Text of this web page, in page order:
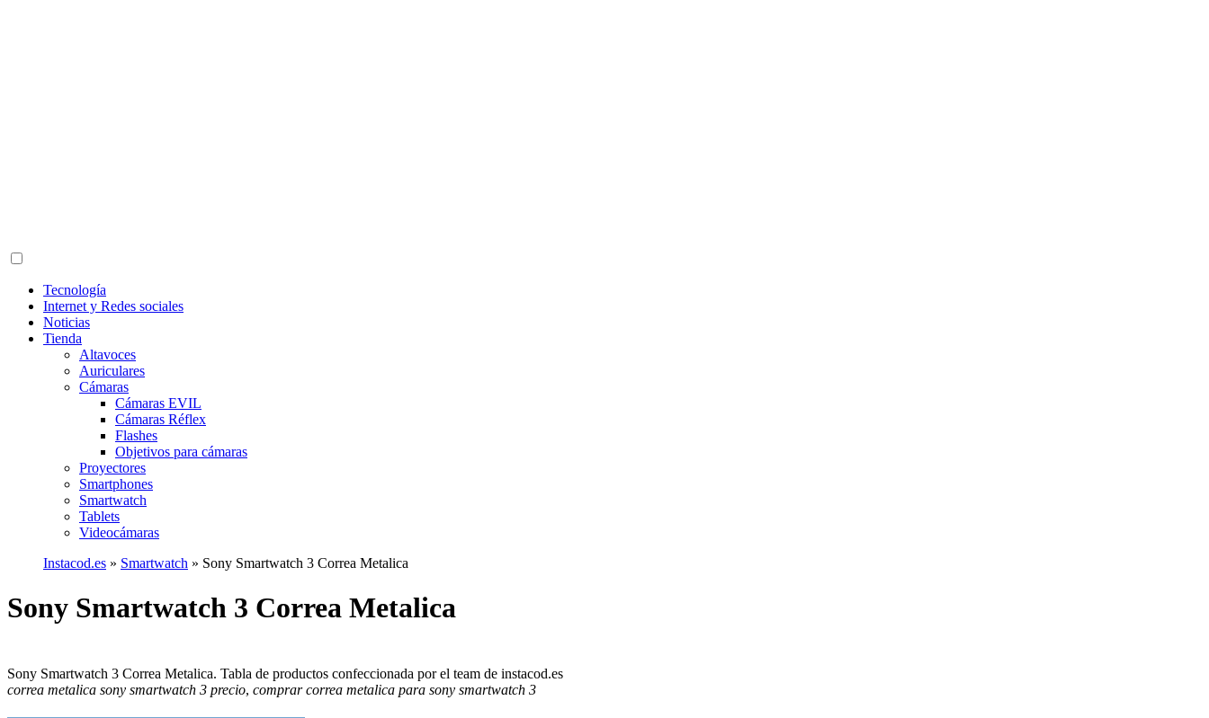
Tecnología
Internet y Redes sociales
Noticias
Tienda
Altavoces
Auriculares
Cámaras
Cámaras EVIL
Cámaras Réflex
Flashes
Objetivos para cámaras
Proyectores
Smartphones
Smartwatch
Tablets
Videocámaras
Instacod.es » Smartwatch » Sony Smartwatch 3 Correa Metalica
Sony Smartwatch 3 Correa Metalica
Sony Smartwatch 3 Correa Metalica. Tabla de productos confeccionada por el team de instacod.es
correa metalica sony smartwatch 3 precio, comprar correa metalica para sony smartwatch 3